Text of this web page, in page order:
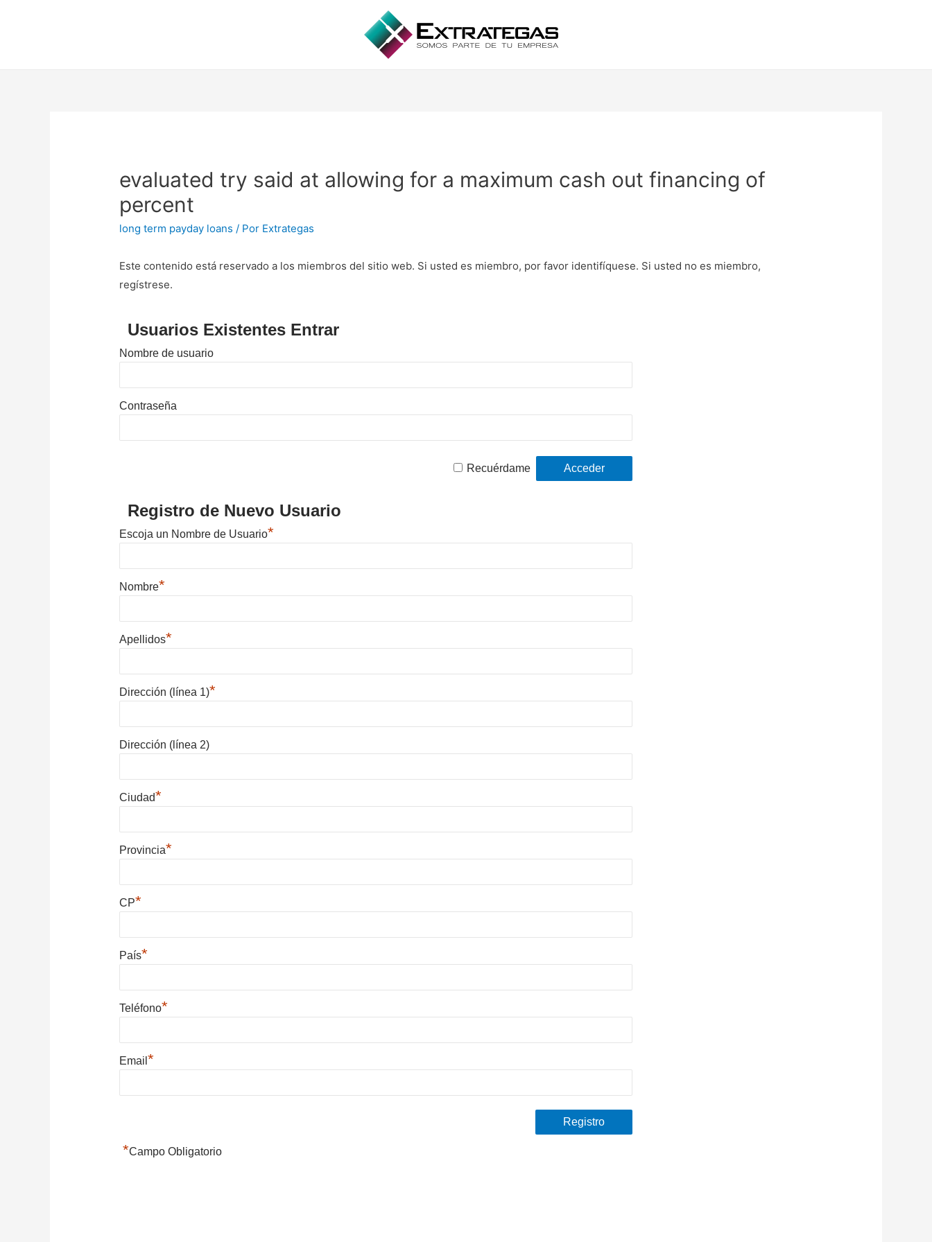
evaluated try said at allowing for a maximum cash out financing of
percent
long term payday loans / Por Extrategas
Este contenido está reservado a los miembros del sitio web. Si usted es miembro, por favor identifíquese. Si usted no es miembro,
regístrese.
Usuarios Existentes Entrar
Nombre de usuario
Contraseña
Recuérdame
Registro de Nuevo Usuario
Escoja un Nombre de Usuario*
Nombre*
Apellidos*
Dirección (línea 1)*
Dirección (línea 2)
Ciudad*
Provincia*
CP*
País*
Teléfono*
Email*
*Campo Obligatorio